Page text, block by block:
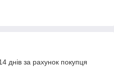
днів за рахунок покупця